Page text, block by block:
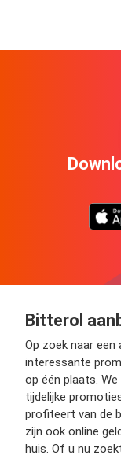
Bitterol
Op zoek naar
interessante
op één plaats.
tijdelijke
profiteert van de
zijn ook online
huis. Of u nu